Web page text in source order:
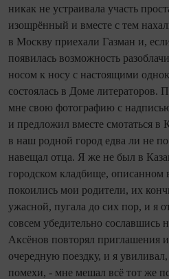
никак не устраивала участь
изощрённый и вместе с тем
в Москву приехали Газман и,
появилась возможность
носом к носу с настоящими
состоялась в Доме литераторов.
мне свою фотографию с
и предложил вместе смотаться в
в наш родной город едва ли не по
навещал отца. Я же не был в
городском кладбище, описанном
покоились мои родители, их
ужасной, пугала до сих пор, и я
совсем убедительно сославшись
Аксёнов повторял приглашения
очередную поездку, и я
помехи, - мне мешал всё тот же